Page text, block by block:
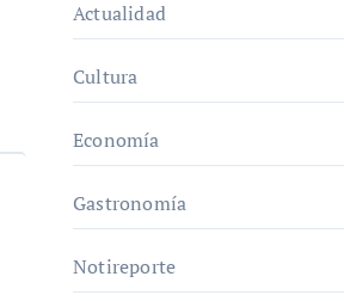
Actualidad
Cultura
Economía
Gastronomía
Notireporte